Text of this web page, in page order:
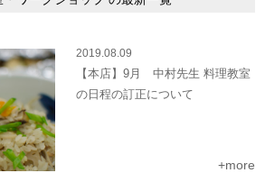
2019.08.09
【本店】9月 中村先生 料理教室
の日程の訂正について
+more